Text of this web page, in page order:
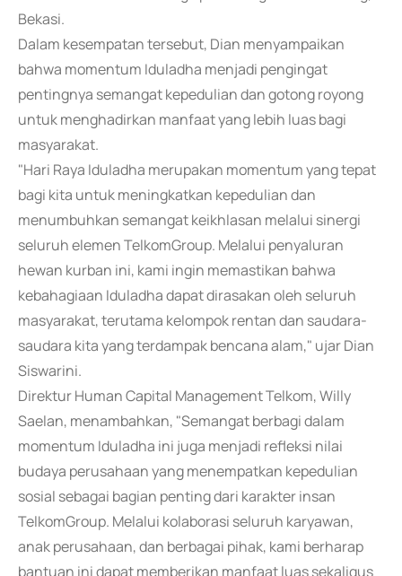
Bekasi.
Dalam kesempatan tersebut, Dian menyampaikan
bahwa momentum Iduladha menjadi pengingat
pentingnya semangat kepedulian dan gotong royong
untuk menghadirkan manfaat yang lebih luas bagi
masyarakat.
"Hari Raya Iduladha merupakan momentum yang tepat
bagi kita untuk meningkatkan kepedulian dan
menumbuhkan semangat keikhlasan melalui sinergi
seluruh elemen TelkomGroup. Melalui penyaluran
hewan kurban ini, kami ingin memastikan bahwa
kebahagiaan Iduladha dapat dirasakan oleh seluruh
masyarakat, terutama kelompok rentan dan saudara-
saudara kita yang terdampak bencana alam," ujar Dian
Siswarini.
Direktur Human Capital Management Telkom, Willy
Saelan, menambahkan, "Semangat berbagi dalam
momentum Iduladha ini juga menjadi refleksi nilai
budaya perusahaan yang menempatkan kepedulian
sosial sebagai bagian penting dari karakter insan
TelkomGroup. Melalui kolaborasi seluruh karyawan,
anak perusahaan, dan berbagai pihak, kami berharap
bantuan ini dapat memberikan manfaat luas sekaligus